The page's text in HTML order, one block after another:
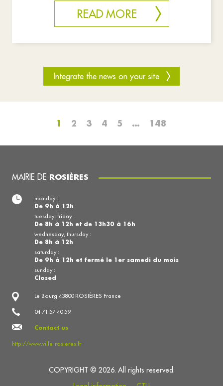
READ MORE
Integrate the news on your site
1 2 3 4 5 … 148
MAIRIE DE ROSIÈRES
Le Bourg 43800 ROSIÈRES France
04 71 57 40 59
Contact us
http://www.ville-rosieres.fr
monday :
De 9h à 12h
tuesday, friday :
De 8h à 12h et de 13h30 à 16h
wednesday, thursday :
De 8h à 12h
saturday :
De 9h à 12h et fermé le 1er samedi du mois
sunday :
Closed
COPYRIGHT © 2026. All rights reserved.